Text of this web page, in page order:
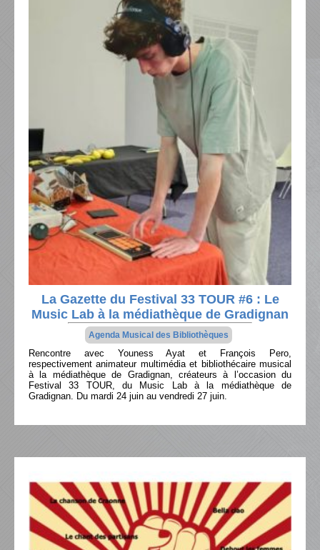
La Gazette du Festival 33 TOUR #6 : Le
Music Lab à la médiathèque de Gradignan
Agenda Musical des Bibliothèques
Rencontre avec Youness Ayat et François Pero,
respectivement animateur multimédia et bibliothécaire musical
à la médiathèque de Gradignan, créateurs à l’occasion du
Festival 33 TOUR, du Music Lab à la médiathèque de
Gradignan. Du mardi 24 juin au vendredi 27 juin.